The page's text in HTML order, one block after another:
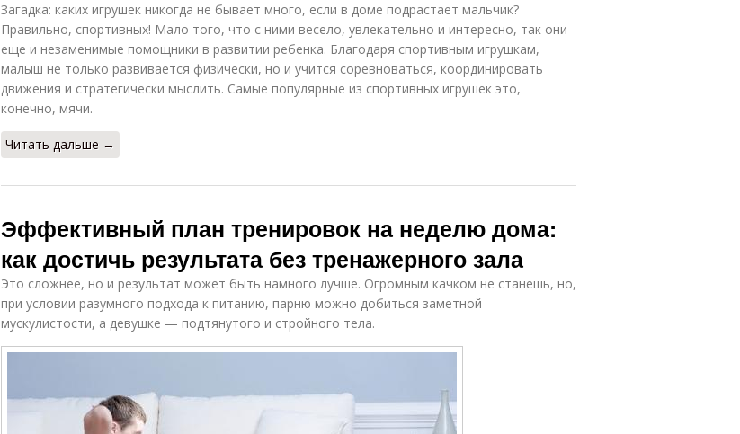
Загадка: каких игрушек никогда не бывает много, если в доме подрастает мальчик?
Правильно, спортивных! Мало того, что с ними весело, увлекательно и интересно, так они
еще и незаменимые помощники в развитии ребенка. Благодаря спортивным игрушкам,
малыш не только развивается физически, но и учится соревноваться, координировать
движения и стратегически мыслить. Самые популярные из спортивных игрушек это,
конечно, мячи.
Читать дальше →
Эффективный план тренировок на неделю дома:
как достичь результата без тренажерного зала
Это сложнее, но и результат может быть намного лучше. Огромным качком не станешь, но,
при условии разумного подхода к питанию, парню можно добиться заметной
мускулистости, а девушке — подтянутого и стройного тела.